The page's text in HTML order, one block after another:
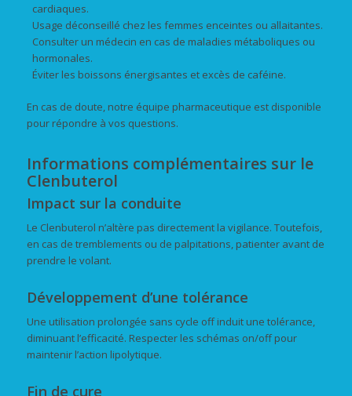
cardiaques.
Usage déconseillé chez les femmes enceintes ou allaitantes.
Consulter un médecin en cas de maladies métaboliques ou
hormonales.
Éviter les boissons énergisantes et excès de caféine.
En cas de doute, notre équipe pharmaceutique est disponible
pour répondre à vos questions.
Informations complémentaires sur le
Clenbuterol
Impact sur la conduite
Le Clenbuterol n’altère pas directement la vigilance. Toutefois,
en cas de tremblements ou de palpitations, patienter avant de
prendre le volant.
Développement d’une tolérance
Une utilisation prolongée sans cycle off induit une tolérance,
diminuant l’efficacité. Respecter les schémas on/off pour
maintenir l’action lipolytique.
Fin de cure